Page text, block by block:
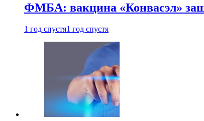
ФМБА: вакцина «Конвасэл»
1 год спустя1 год спустя